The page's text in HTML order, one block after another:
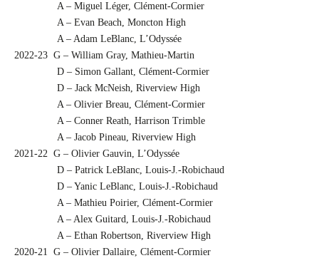
A – Miguel Léger, Clément-Cormier
A – Evan Beach, Moncton High
A – Adam LeBlanc, L’Odyssée
2022-23 G – William Gray, Mathieu-Martin
D – Simon Gallant, Clément-Cormier
D – Jack McNeish, Riverview High
A – Olivier Breau, Clément-Cormier
A – Conner Reath, Harrison Trimble
A – Jacob Pineau, Riverview High
2021-22 G – Olivier Gauvin, L’Odyssée
D – Patrick LeBlanc, Louis-J.-Robichaud
D – Yanic LeBlanc, Louis-J.-Robichaud
A – Mathieu Poirier, Clément-Cormier
A – Alex Guitard, Louis-J.-Robichaud
A – Ethan Robertson, Riverview High
2020-21 G – Olivier Dallaire, Clément-Cormier